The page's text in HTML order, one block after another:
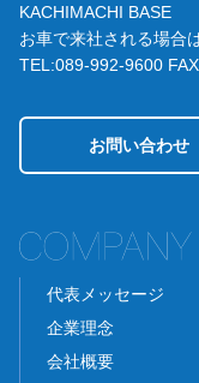
KACHIMACHI BASE
お車で来社される場合
TEL:089-992-9600
お問い合わせ
代表メッセージ
企業理念
会社概要